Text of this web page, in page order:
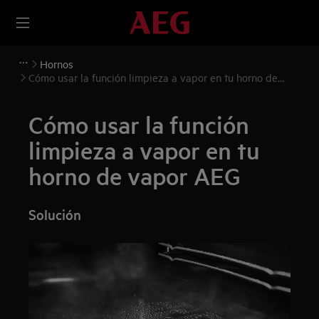
Hornos
Cómo usar la función limpieza a vapor en tu horno de
Cómo usar la función
limpieza a vapor en tu
horno de vapor AEG
Solución